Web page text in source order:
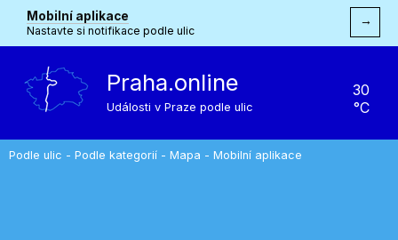
Mobilní aplikace
Nastavte si notifikace podle ulic
→
Praha.online
Události v Praze podle ulic
30
°C
Podle ulic - Podle kategorií - Mapa - Mobilní aplikace